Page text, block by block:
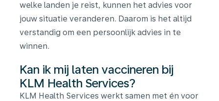
welke landen je reist, kunnen het advies voor
jouw situatie veranderen. Daarom is het altijd
verstandig om een persoonlijk advies in te
winnen.
Kan ik mij laten vaccineren bij
KLM Health Services?
KLM Health Services werkt samen met én voor